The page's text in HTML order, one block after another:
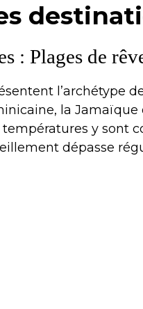
: Plages de
l’archétype
la
y sont
dépasse